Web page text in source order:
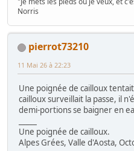
Norris
pierrot73210
11 Mai 26 à 22:23
Une poignée de cailloux
cailloux surveillait la passe, il
demi-portions se baigner en
Une poignée de cailloux.
Alpes Grées, Valle d'Aosta,